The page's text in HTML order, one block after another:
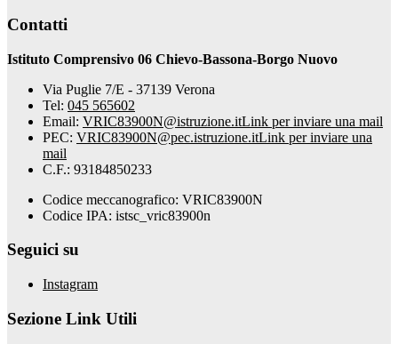
Contatti
Istituto Comprensivo 06 Chievo-Bassona-Borgo Nuovo
Via Puglie 7/E - 37139 Verona
Tel: 045 565602
Email: VRIC83900N@istruzione.itLink per inviare una mail
PEC: VRIC83900N@pec.istruzione.itLink per inviare una
mail
C.F.: 93184850233
Codice meccanografico: VRIC83900N
Codice IPA: istsc_vric83900n
Seguici su
Instagram
Sezione Link Utili